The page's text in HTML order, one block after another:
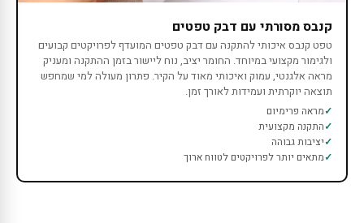
קנבס מסורתי עם דבק טפטים
טפט קנבס איכותי להתקנה עם דבק טפטים המועדף לפרויקטים קבועים
ולגימור מקצועי במיוחד. החומר יציב, נוח ליישור בזמן ההתקנה ומעניק
מראה אלגנטי, עמוק ואיכותי מאוד על הקיר. פתרון מעולה למי שמחפש
תוצאה יוקרתית ועמידות לאורך זמן.
מראה פרימיום
התקנה מקצועית
יציבות גבוהה
מתאים יותר לפרויקטים לטווח ארוך